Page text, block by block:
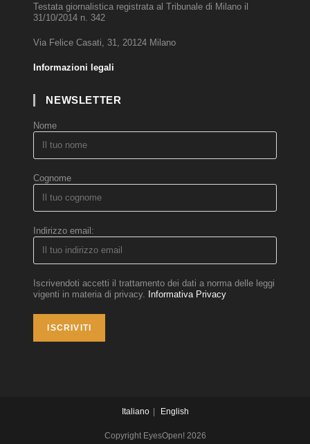
Testata giornalistica registrata al Tribunale di Milano il
31/10/2014 n. 342
Via Felice Casati, 31, 20124 Milano
Informazioni legali
NEWSLETTER
Nome
Cognome
Indirizzo email:
Iscrivendoti accetti il trattamento dei dati a norma delle leggi
vigenti in materia di privacy.
Informativa Privacy
Italiano English
Copyright EyesOpen! 2026